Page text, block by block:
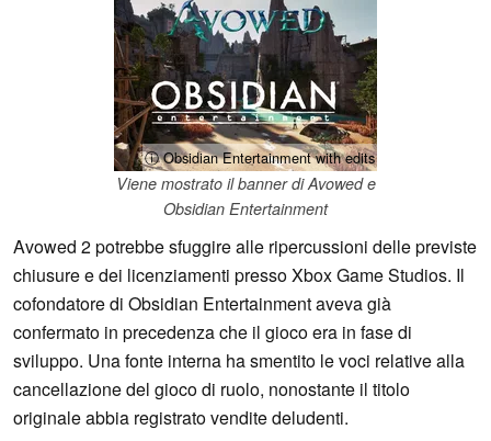
ⓘ Obsidian Entertainment with edits
Viene mostrato il banner di Avowed e
Obsidian Entertainment
Avowed 2 potrebbe sfuggire alle ripercussioni delle previste
chiusure e dei licenziamenti presso Xbox Game Studios. Il
cofondatore di Obsidian Entertainment aveva già
confermato in precedenza che il gioco era in fase di
sviluppo. Una fonte interna ha smentito le voci relative alla
cancellazione del gioco di ruolo, nonostante il titolo
originale abbia registrato vendite deludenti.